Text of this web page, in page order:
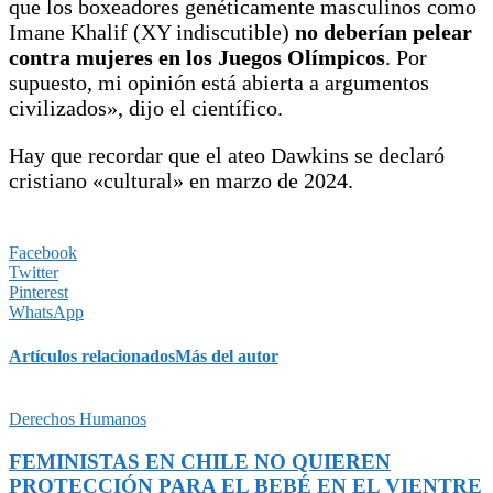
que los boxeadores genéticamente masculinos como
Imane Khalif (XY indiscutible) no deberían pelear
contra mujeres en los Juegos Olímpicos. Por
supuesto, mi opinión está abierta a argumentos
civilizados», dijo el científico.
Hay que recordar que el ateo Dawkins se declaró
cristiano «cultural» en marzo de 2024.
Facebook
Twitter
Pinterest
WhatsApp
Artículos relacionadosMás del autor
Derechos Humanos
FEMINISTAS EN CHILE NO QUIEREN
PROTECCIÓN PARA EL BEBÉ EN EL VIENTRE